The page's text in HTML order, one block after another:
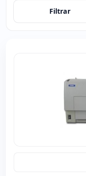
Filtrar